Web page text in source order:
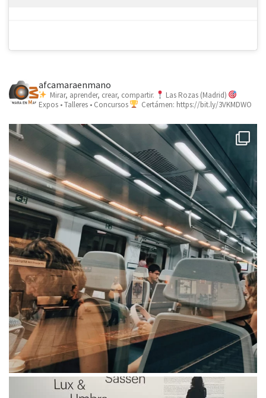
afcamaraenmano
Mirar, aprender, crear, compartir.
Las Rozas (Madrid)
Expos • Talleres • Concursos
Certámen: https://bit.ly/3VKMDWO